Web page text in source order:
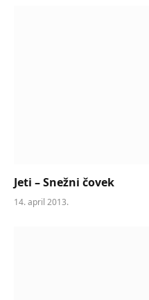
Jeti – Snežni čovek
14. april 2013.